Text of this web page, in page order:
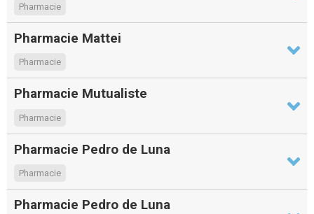
Pharmacie
Pharmacie Mattei
Pharmacie
Pharmacie Mutualiste
Pharmacie
Pharmacie Pedro de Luna
Pharmacie
Pharmacie Pedro de Luna